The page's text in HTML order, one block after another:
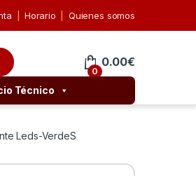
Horario Quienes somos
0
0.00€
Técnico
Leds-VerdeS